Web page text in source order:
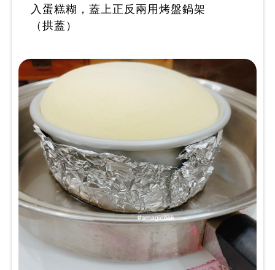
入蛋糕糊，蓋上正反兩用烤盤鍋架
（拱蓋）